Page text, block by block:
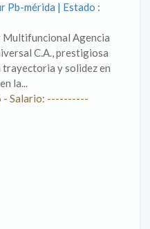
Pb-mérida | Estado :
Multifuncional Agencia
C.A., prestigiosa
y solidez en
la...
- Salario: ----------